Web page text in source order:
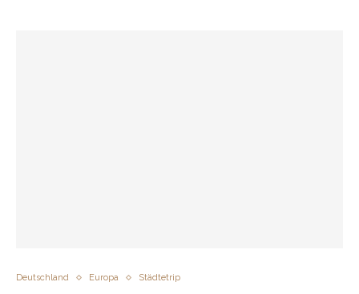
Deutschland Europa Städtetrip